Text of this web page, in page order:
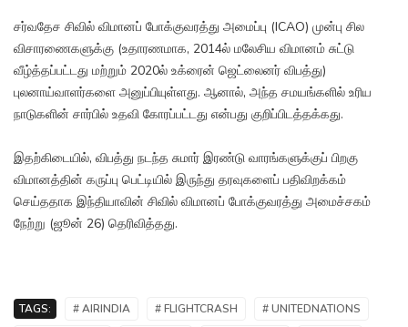
சர்வதேச சிவில் விமானப் போக்குவரத்து அமைப்பு (ICAO) முன்பு சில
விசாரணைகளுக்கு (உதாரணமாக, 2014ல் மலேசிய விமானம் சுட்டு
வீழ்த்தப்பட்டது மற்றும் 2020ல் உக்ரைன் ஜெட்லைனர் விபத்து)
புலனாய்வாளர்களை அனுப்பியுள்ளது. ஆனால், அந்த சமயங்களில் உரிய
நாடுகளின் சார்பில் உதவி கோரப்பட்டது என்பது குறிப்பிடத்தக்கது.
இதற்கிடையில், விபத்து நடந்த சுமார் இரண்டு வாரங்களுக்குப் பிறகு
விமானத்தின் கருப்பு பெட்டியில் இருந்து தரவுகளைப் பதிவிறக்கம்
செய்ததாக இந்தியாவின் சிவில் விமானப் போக்குவரத்து அமைச்சகம்
நேற்று (ஜூன் 26) தெரிவித்தது.
TAGS: # AIRINDIA # FLIGHTCRASH
# UNITEDNATIONS